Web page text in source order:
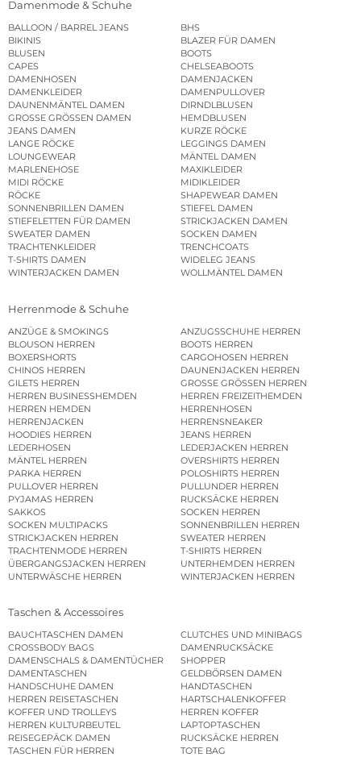
Damenmode & Schuhe
BALLOON / BARREL JEANS
BHS
BIKINIS
BLAZER FÜR DAMEN
BLUSEN
BOOTS
CAPES
CHELSEABOOTS
DAMENHOSEN
DAMENJACKEN
DAMENKLEIDER
DAMENPULLOVER
DAUNENMÄNTEL DAMEN
DIRNDLBLUSEN
GROSSE GRÖSSEN DAMEN
HEMDBLUSEN
JEANS DAMEN
KURZE RÖCKE
LANGE RÖCKE
LEGGINGS DAMEN
LOUNGEWEAR
MÄNTEL DAMEN
MARLENEHOSE
MAXIKLEIDER
MIDI RÖCKE
MIDIKLEIDER
RÖCKE
SHAPEWEAR DAMEN
SONNENBRILLEN DAMEN
STIEFEL DAMEN
STIEFELETTEN FÜR DAMEN
STRICKJACKEN DAMEN
SWEATER DAMEN
SOCKEN DAMEN
TRACHTENKLEIDER
TRENCHCOATS
T-SHIRTS DAMEN
WIDELEG JEANS
WINTERJACKEN DAMEN
WOLLMÄNTEL DAMEN
Herrenmode & Schuhe
ANZÜGE & SMOKINGS
ANZUGSSCHUHE HERREN
BLOUSON HERREN
BOOTS HERREN
BOXERSHORTS
CARGOHOSEN HERREN
CHINOS HERREN
DAUNENJACKEN HERREN
GILETS HERREN
GROSSE GRÖSSEN HERREN
HERREN BUSINESSHEMDEN
HERREN FREIZEITHEMDEN
HERREN HEMDEN
HERRENHOSEN
HERRENJACKEN
HERRENSNEAKER
HOODIES HERREN
JEANS HERREN
LEDERHOSEN
LEDERJACKEN HERREN
MÄNTEL HERREN
OVERSHIRTS HERREN
PARKA HERREN
POLOSHIRTS HERREN
PULLOVER HERREN
PULLUNDER HERREN
PYJAMAS HERREN
RUCKSÄCKE HERREN
SAKKOS
SOCKEN HERREN
SOCKEN MULTIPACKS
SONNENBRILLEN HERREN
STRICKJACKEN HERREN
SWEATER HERREN
TRACHTENMODE HERREN
T-SHIRTS HERREN
ÜBERGANGSJACKEN HERREN
UNTERHEMDEN HERREN
UNTERWÄSCHE HERREN
WINTERJACKEN HERREN
Taschen & Accessoires
BAUCHTASCHEN DAMEN
CLUTCHES UND MINIBAGS
CROSSBODY BAGS
DAMENRUCKSÄCKE
DAMENSCHALS & DAMENTÜCHER
SHOPPER
DAMENTASCHEN
GELDBÖRSEN DAMEN
HANDSCHUHE DAMEN
HANDTASCHEN
HERREN REISETASCHEN
HARTSCHALENKOFFER
KOFFER UND TROLLEYS
HERREN KOFFER
HERREN KULTURBEUTEL
LAPTOPTASCHEN
REISEGEPÄCK DAMEN
RUCKSÄCKE HERREN
TASCHEN FÜR HERREN
TOTE BAG